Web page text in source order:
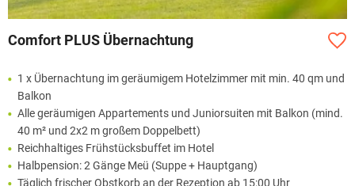
Comfort PLUS Übernachtung
1 x Übernachtung im geräumigem Hotelzimmer mit min. 40 qm und
Balkon
Alle geräumigen Appartements und Juniorsuiten mit Balkon (mind.
40 m² und 2x2 m großem Doppelbett)
Reichhaltiges Frühstücksbuffet im Hotel
Halbpension: 2 Gänge Meü (Suppe + Hauptgang)
Täglich frischer Obstkorb an der Rezeption ab 15:00 Uhr